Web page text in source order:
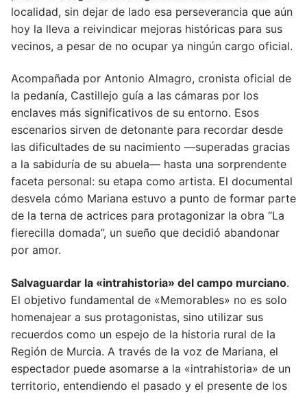
localidad, sin dejar de lado esa perseverancia que aún
hoy la lleva a reivindicar mejoras históricas para sus
vecinos, a pesar de no ocupar ya ningún cargo oficial.
Acompañada por Antonio Almagro, cronista oficial de
la pedanía, Castillejo guía a las cámaras por los
enclaves más significativos de su entorno. Esos
escenarios sirven de detonante para recordar desde
las dificultades de su nacimiento —superadas gracias
a la sabiduría de su abuela— hasta una sorprendente
faceta personal: su etapa como artista. El documental
desvela cómo Mariana estuvo a punto de formar parte
de la terna de actrices para protagonizar la obra “La
fierecilla domada”, un sueño que decidió abandonar
por amor.
Salvaguardar la «intrahistoria» del campo murciano.
El objetivo fundamental de «Memorables» no es solo
homenajear a sus protagonistas, sino utilizar sus
recuerdos como un espejo de la historia rural de la
Región de Murcia. A través de la voz de Mariana, el
espectador puede asomarse a la «intrahistoria» de un
territorio, entendiendo el pasado y el presente de los